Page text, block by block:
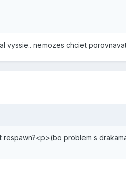
vyssie.. nemozes chciet
problem s